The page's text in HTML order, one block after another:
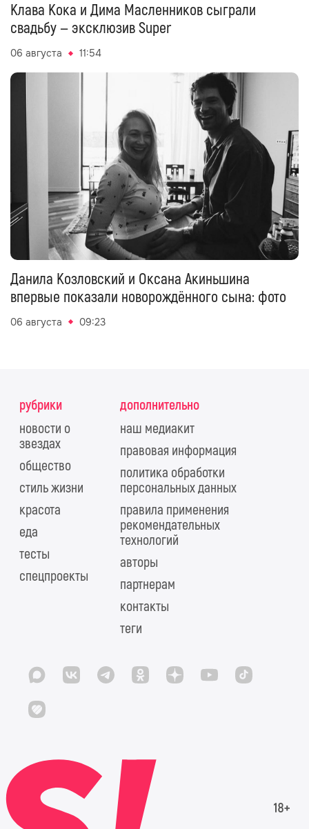
Клава Кока и Дима Масленников сыграли
свадьбу — эксклюзив Super
06 августа 11:54
Данила Козловский и Оксана Акиньшина
впервые показали новорождённого сына: фото
06 августа 09:23
рубрики
новости о
звездах
общество
стиль жизни
красота
еда
тесты
спецпроекты
дополнительно
наш медиакит
правовая информация
политика обработки
персональных данных
правила применения
рекомендательных
технологий
авторы
партнерам
контакты
теги